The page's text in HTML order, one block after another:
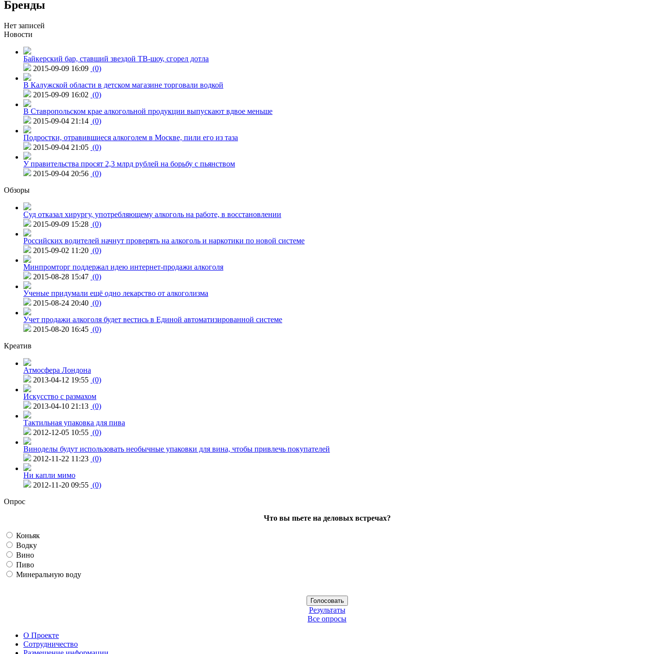
Бренды
Нет записей
Новости
Байкерский бар, ставший звездой ТВ-шоу, сгорел дотла
2015-09-09 16:09 (0)
В Калужской области в детском магазине торговали водкой
2015-09-09 16:02 (0)
В Ставропольском крае алкогольной продукции выпускают вдвое меньше
2015-09-04 21:14 (0)
Подростки, отравившиеся алкоголем в Москве, пили его из таза
2015-09-04 21:05 (0)
У правительства просят 2,3 млрд рублей на борьбу с пьянством
2015-09-04 20:56 (0)
Обзоры
Суд отказал хирургу, употребляющему алкоголь на работе, в восстановлении
2015-09-09 15:28 (0)
Российских водителей начнут проверять на алкоголь и наркотики по новой системе
2015-09-02 11:20 (0)
Минпромторг поддержал идею интернет-продажи алкоголя
2015-08-28 15:47 (0)
Ученые придумали ещё одно лекарство от алкоголизма
2015-08-24 20:40 (0)
Учет продажи алкоголя будет вестись в Единой автоматизированной системе
2015-08-20 16:45 (0)
Креатив
Атмосфера Лондона
2013-04-12 19:55 (0)
Искусство с размахом
2013-04-10 21:13 (0)
Тактильная упаковка для пива
2012-12-05 10:55 (0)
Виноделы будут использовать необычные упаковки для вина, чтобы привлечь покупателей
2012-11-22 11:23 (0)
Ни капли мимо
2012-11-20 09:55 (0)
Опрос
Что вы пьете на деловых встречах?
Коньяк
Водку
Вино
Пиво
Минеральную воду
Результаты
Все опросы
О Проекте
Сотрудничество